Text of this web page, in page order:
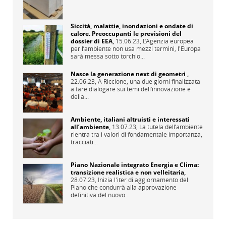
Siccità, malattie, inondazioni e ondate di
calore. Preoccupanti le previsioni del
dossier di EEA, 15.06.23, L’Agenzia europea
per l’ambiente non usa mezzi termini, l'Europa
sarà messa sotto torchio...
Nasce la generazione next di geometri ,
22.06.23, A Riccione, una due giorni finalizzata
a fare dialogare sui temi dell’innovazione e
della...
Ambiente, italiani altruisti e interessati
all’ambiente, 13.07.23, La tutela dell’ambiente
rientra tra i valori di fondamentale importanza,
tracciati...
Piano Nazionale integrato Energia e Clima:
transizione realistica e non velleitaria,
28.07.23, Inizia l'iter di aggiornamento del
Piano che condurrà alla approvazione
definitiva del nuovo...